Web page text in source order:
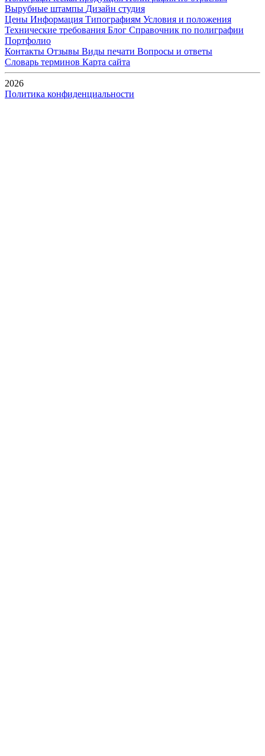
Вырубные штампы Дизайн студия
Цены Информация Типографиям Условия и положения
Технические требования Блог Справочник по полиграфии
Портфолио
Контакты Отзывы Виды печати Вопросы и ответы
Словарь терминов Карта сайта
2026
Политика конфиденциальности